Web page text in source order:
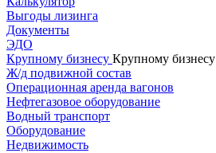
Выгоды лизинга
Документы
ЭДО
Крупному бизнесу Крупному бизнесу
Ж/д подвижной состав
Операционная аренда вагонов
Нефтегазовое оборудование
Водный транспорт
Оборудование
Недвижимость